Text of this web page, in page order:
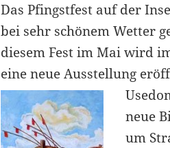
Das Pfingstfest auf der
bei sehr schönem Wetter
diesem Fest im Mai wird
eine neue Ausstellung
neue
um